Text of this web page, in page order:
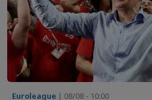
Euroleague | 08/08 - 10:00